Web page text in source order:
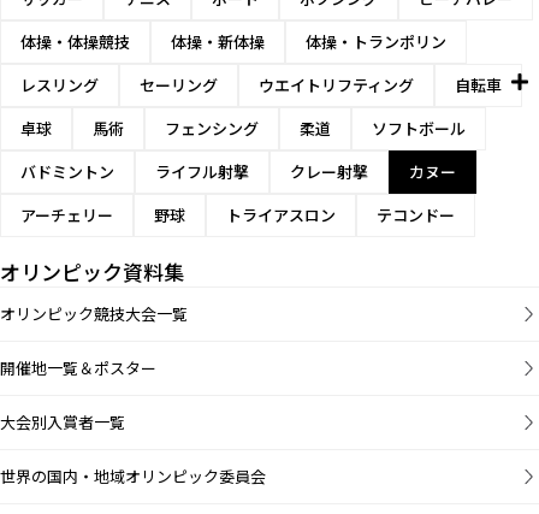
体操・体操競技
体操・新体操
体操・トランポリン
レスリング
セーリング ウエイトリフティング
自転車
卓球
馬術 フェンシング 柔道
ソフトボール
バドミントン
ライフル射撃 クレー射撃
カヌー
アーチェリー
野球 トライアスロン テコンドー
オリンピック資料集
オリンピック競技大会一覧
開催地一覧＆ポスター
大会別入賞者一覧
世界の国内・地域オリンピック委員会